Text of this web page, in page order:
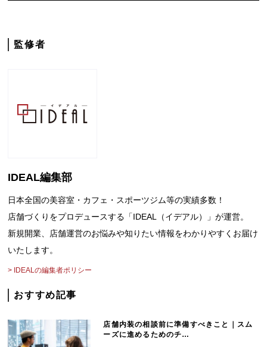
監修者
IDEAL編集部
日本全国の美容室・カフェ・スポーツジム等の実績多数！
店舗づくりをプロデュースする「IDEAL（イデアル）」が運営。
新規開業、店舗運営のお悩みや知りたい情報をわかりやすくお届け
いたします。
> IDEALの編集者ポリシー
おすすめ記事
店舗内装の相談前に準備すべきこと｜スム
ーズに進めるためのチ…